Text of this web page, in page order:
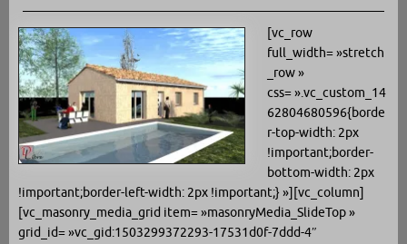
[vc_row
full_width= »stretch
_row »
css= ».vc_custom_14
62804680596{borde
r-top-width: 2px
!important;border-
bottom-width: 2px
!important;border-left-width: 2px !important;} »][vc_column]
[vc_masonry_media_grid item= »masonryMedia_SlideTop »
grid_id= »vc_gid:1503299372293-17531d0f-7ddd-4″